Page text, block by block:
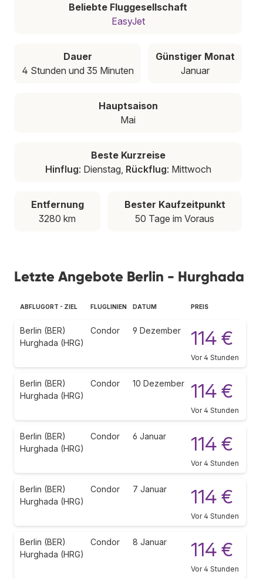
Beliebte Fluggesellschaft
EasyJet
Dauer
4 Stunden und 35 Minuten
Günstiger Monat
Januar
Hauptsaison
Mai
Beste Kurzreise
Hinflug: Dienstag, Rückflug: Mittwoch
Entfernung
3280 km
Bester Kaufzeitpunkt
50 Tage im Voraus
Letzte Angebote Berlin - Hurghada
ABFLUGORT - ZIEL FLUGLINIEN DATUM PREIS
Berlin (BER)
Hurghada (HRG)
Condor 9 Dezember 114 €
Vor 4 Stunden
Berlin (BER)
Hurghada (HRG)
Condor 10 Dezember 114 €
Vor 4 Stunden
Berlin (BER)
Hurghada (HRG)
Condor 6 Januar 114 €
Vor 4 Stunden
Berlin (BER)
Hurghada (HRG)
Condor 7 Januar 114 €
Vor 4 Stunden
Berlin (BER)
Hurghada (HRG)
Condor 8 Januar 114 €
Vor 4 Stunden